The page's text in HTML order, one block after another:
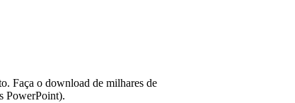
Faça o download de milhares de
PowerPoint).